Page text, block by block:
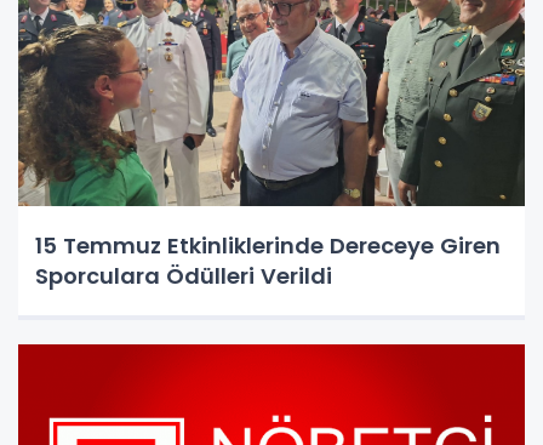
15 Temmuz Etkinliklerinde Dereceye Giren
Sporculara Ödülleri Verildi